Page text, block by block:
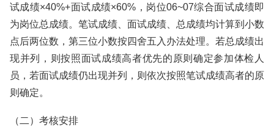
试成绩×40%+面试成绩×60%，岗位06~07综合面试成绩即
为岗位总成绩。笔试成绩、面试成绩、总成绩均计算到小数
点后两位数，第三位小数按四舍五入办法处理。若总成绩出
现并列，则按照面试成绩高者优先的原则确定参加体检人
员，若面试成绩仍出现并列，则依次按照笔试成绩高者的原
则确定。
（二）考核安排